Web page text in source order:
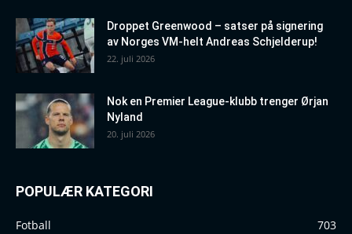
Droppet Greenwood – satser på signering
av Norges VM-helt Andreas Schjelderup!
22. juli 2026
Nok en Premier League-klubb trenger Ørjan
Nyland
20. juli 2026
POPULÆR KATEGORI
Fotball
703